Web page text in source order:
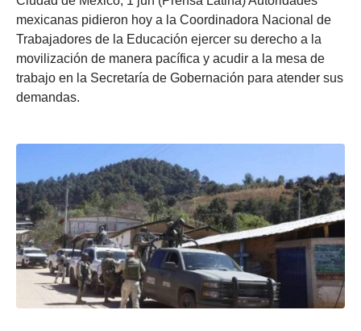
mexicanas pidieron hoy a la Coordinadora Nacional de
Trabajadores de la Educación ejercer su derecho a la
movilización de manera pacífica y acudir a la mesa de
trabajo en la Secretaría de Gobernación para atender sus
demandas.